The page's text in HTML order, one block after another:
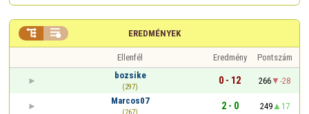
EREDMÉNYEK
 
Ellenfél Eredmény
Pontszám
bozsike
(297)
0 - 12 266
-28
Marcos07
2 - 0 249
17